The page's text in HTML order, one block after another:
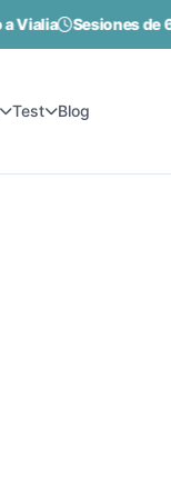
Sesiones de 60
Test Blog